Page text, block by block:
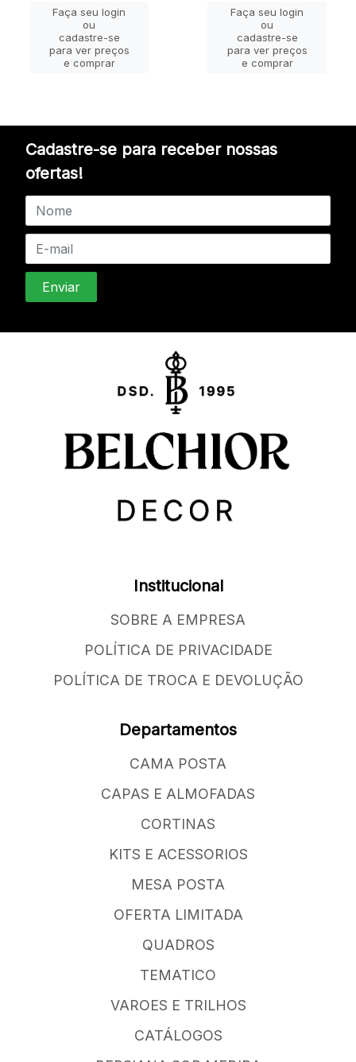
Faça seu login
ou
cadastre-se
para ver preços
e comprar
Faça seu login
ou
cadastre-se
para ver preços
e comprar
Cadastre-se para receber nossas
ofertas!
Institucional
SOBRE A EMPRESA
POLÍTICA DE PRIVACIDADE
POLÍTICA DE TROCA E DEVOLUÇÃO
Departamentos
CAMA POSTA
CAPAS E ALMOFADAS
CORTINAS
KITS E ACESSORIOS
MESA POSTA
OFERTA LIMITADA
QUADROS
TEMATICO
VAROES E TRILHOS
CATÁLOGOS